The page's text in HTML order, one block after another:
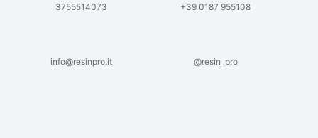
3755514073 +39 0187 955108
info@resinpro.it @resin_pro